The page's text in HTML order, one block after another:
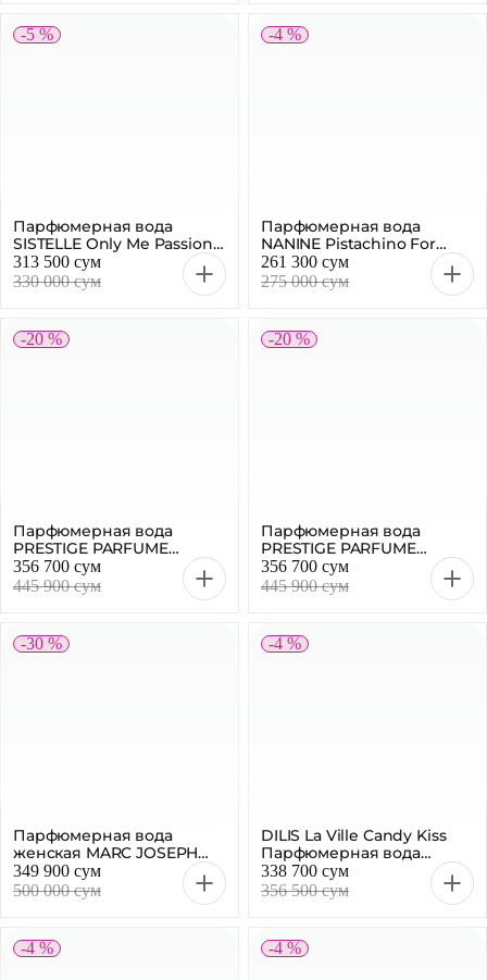
-5 %
Парфюмерная вода
SISTELLE Only Me Passion
For Women, 100 мл
313 500 сум
330 000 сум
-4 %
Парфюмерная вода
NANINE Pistachino For
Women, 100 мл
261 300 сум
275 000 сум
-20 %
Парфюмерная вода
PRESTIGE PARFUME
Merazur Pink женская, 100
мл
356 700 сум
445 900 сум
-20 %
Парфюмерная вода
PRESTIGE PARFUME
Merazur Red женская, 100
мл
356 700 сум
445 900 сум
-30 %
Парфюмерная вода
женская MARC JOSEPH
Arbre De Nuit Rose 100мл
349 900 сум
500 000 сум
-4 %
DILIS La Ville Candy Kiss
Парфюмерная вода
женская 100мл
338 700 сум
356 500 сум
-4 % -4 %